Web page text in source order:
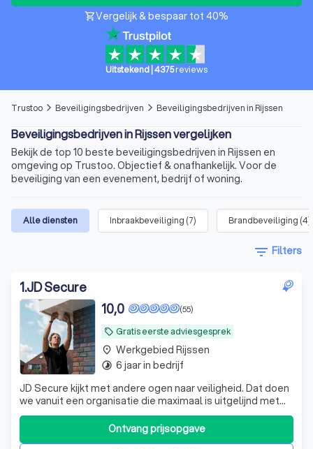
shopping_cartVergelijk & bespaar tot 40%
Uitstekend 4375reviews
Trustoo arrow_forward_ios Beveiligingsbedrijven arrow_forward_ios Beveiligingsbedrijven in Rijssen
Beveiligingsbedrijven in Rijssen vergelijken
Bekijk de top 10 beste beveiligingsbedrijven in Rijssen en
omgeving op Trustoo. Objectief & onafhankelijk. Voor de
beveiliging van een evenement, bedrijf of woning.
Alle diensten Inbraakbeveiliging (7) Brandbeveiliging (4)
filter_list Filters
1.JD Secure
local_offer Gratis eerste adviesgesprek
(55)
10,0
JD Secure kijkt met andere ogen naar veiligheid. Dat doen
we vanuit een organisatie die maximaal is uitgelijnd met
het streven en de wensen van onze klanten.
Ontvang prijsopgave
place Werkgebied Rijssen
timelapse 6 jaar in bedrijf